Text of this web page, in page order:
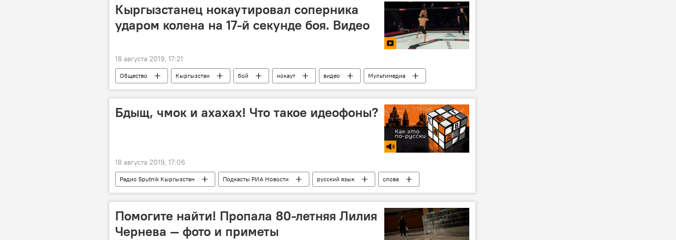
Кыргызстанец нокаутировал соперника
ударом колена на 17-й секунде боя. Видео
18 августа 2019, 17:21
Общество Кыргызстан бой нокаут видео
Мультимедиа
спорт
Новости
Бдыщ, чмок и ахахах! Что такое идеофоны?
18 августа 2019, 17:06
Радио Sputnik Кыргызстан Подкасты РИА Новости русский язык
слова
правила
Помогите найти! Пропала 80-летняя Лилия
Чернева — фото и приметы